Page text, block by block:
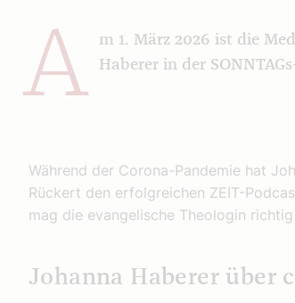
A
m 1. März 2026 ist die
Haberer in der
Während der Corona-Pandemie hat
Rückert den erfolgreichen ZEIT-
mag die evangelische Theologin richtig
Johanna Haberer über